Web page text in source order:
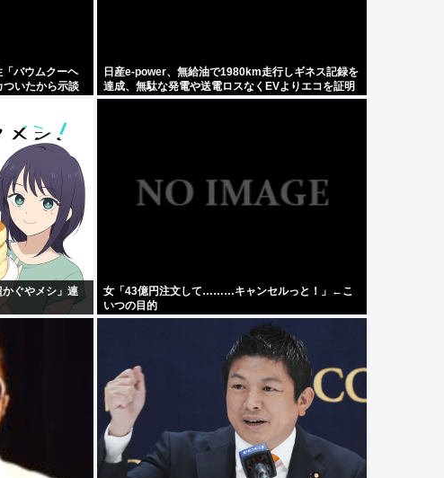
「バウムクーヘ
ついたから示談
日産e-power、無給油で1980km走行しギネス記録を
達成、無駄な発電や送電ロスなくEVよりエコを証明
ぐやメシ」連
女「43億円注文して………キャンセルっと！」←こ
いつの目的